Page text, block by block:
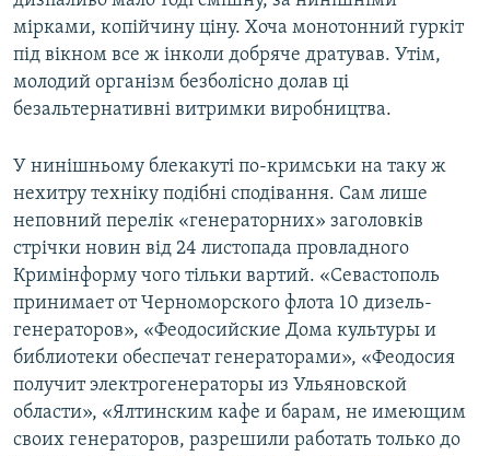
мірками, копійчину ціну. Хоча монотонний гуркіт
під вікном все ж інколи добряче дратував. Утім,
молодий організм безболісно долав ці
безальтернативні витримки виробництва.
У нинішньому блекакуті по-кримськи на таку ж
нехитру техніку подібні сподівання. Сам лише
неповний перелік «генераторних» заголовків
стрічки новин від 24 листопада провладного
Кримінформу чого тільки вартий. «Севастополь
принимает от Черноморского флота 10 дизель-
генераторов», «Феодосийские Дома культуры и
библиотеки обеспечат генераторами», «Феодосия
получит электрогенераторы из Ульяновской
области», «Ялтинским кафе и барам, не имеющим
своих генераторов, разрешили работать только до